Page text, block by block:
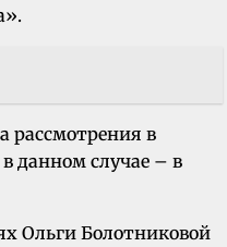
рассмотрения в
данном случае – в
Ольги Болотниковой